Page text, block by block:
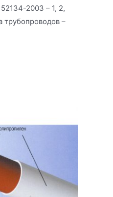
2003 – 1, 2,
трубопроводов –